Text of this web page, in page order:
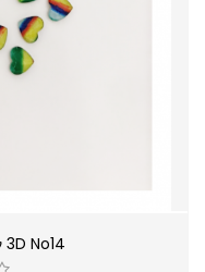
3D No14